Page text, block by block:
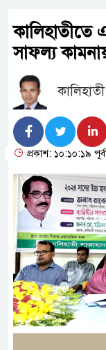
কালিহাতীতে
সাফল্য
প্রকাশ: ১০:১০:১৯